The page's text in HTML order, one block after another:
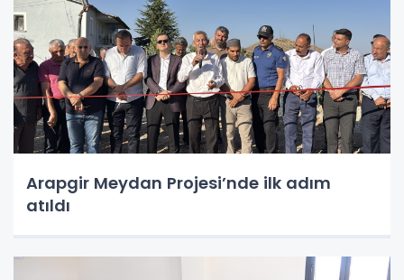
Arapgir Meydan Projesi’nde ilk adım
atıldı